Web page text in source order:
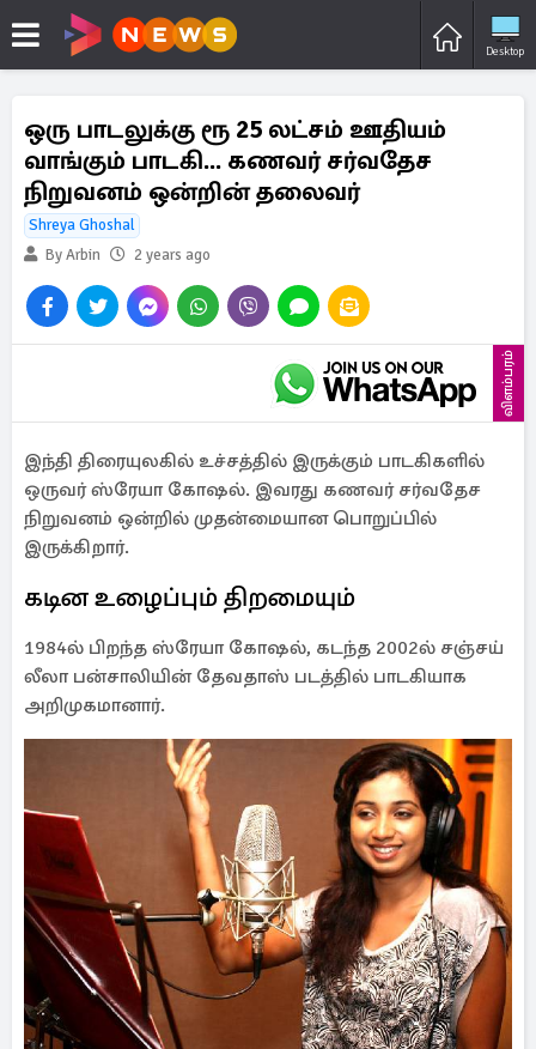
Desktop
ஒரு பாடலுக்கு ரூ 25 லட்சம் ஊதியம்
வாங்கும் பாடகி... கணவர் சர்வதேச
நிறுவனம் ஒன்றின் தலைவர்
Shreya Ghoshal
By Arbin
2 years ago
விளம்பரம்
இந்தி திரையுலகில் உச்சத்தில் இருக்கும் பாடகிகளில்
ஒருவர் ஸ்ரேயா கோஷல். இவரது கணவர் சர்வதேச
நிறுவனம் ஒன்றில் முதன்மையான பொறுப்பில்
இருக்கிறார்.
கடின உழைப்பும் திறமையும்
1984ல் பிறந்த ஸ்ரேயா கோஷல், கடந்த 2002ல் சஞ்சய்
லீலா பன்சாலியின் தேவதாஸ் படத்தில் பாடகியாக
அறிமுகமானார்.